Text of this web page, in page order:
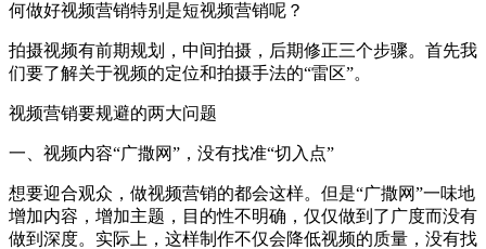
何做好视频营销特别是短视频营销呢？
拍摄视频有前期规划，中间拍摄，后期修正三个步骤。首先我
们要了解关于视频的定位和拍摄手法的“雷区”。
视频营销要规避的两大问题
一、视频内容“广撒网”，没有找准“切入点”
想要迎合观众，做视频营销的都会这样。但是“广撒网”一味地
增加内容，增加主题，目的性不明确，仅仅做到了广度而没有
做到深度。实际上，这样制作不仅会降低视频的质量，没有找